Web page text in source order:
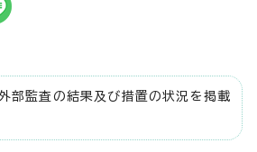
部監査の結果及び措置の状況を掲載